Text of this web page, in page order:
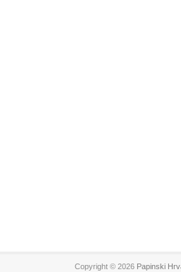
Copyright © 2026 Papinski